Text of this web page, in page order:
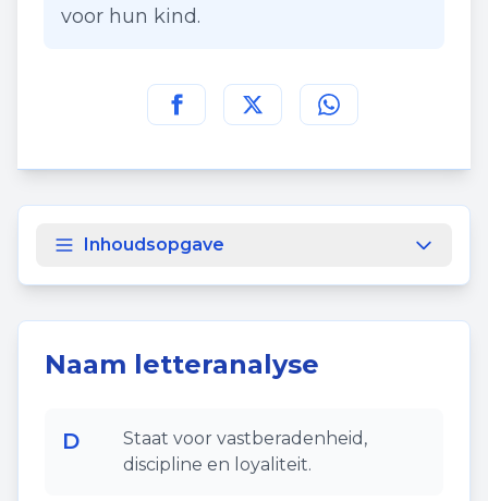
voor hun kind.
Deel deze pagina op
Deel deze pagina op
Deel deze pagina
Inhoudsopgave
Naam letteranalyse
D
Staat voor vastberadenheid,
discipline en loyaliteit.